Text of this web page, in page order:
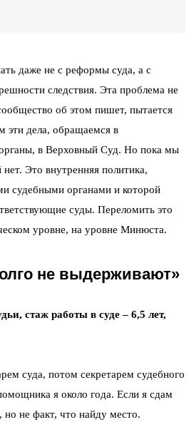
даже не с реформы суда, а с
следствия. Эта проблема не
об этом пишет, пытается
эти дела, обращаемся в
в Верховный Суд. Но пока мы
Это внутренняя политика,
судебными органами и которой
суды. Переломить это
уровне, на уровне Минюста.
не выдерживают»
стаж работы в суде – 6,5 лет,
суда, потом секретарем судебного
я около года. Если я сдам
но не факт, что найду место.